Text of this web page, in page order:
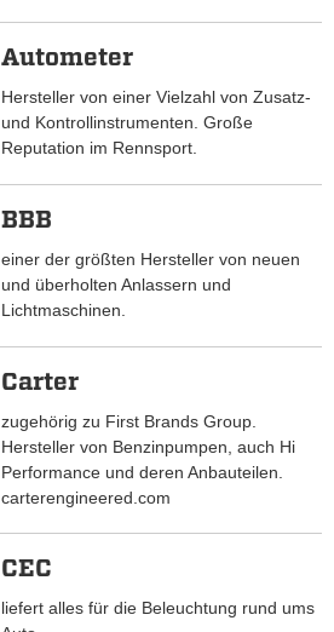
Autometer
Hersteller von einer Vielzahl von Zusatz-
und Kontrollinstrumenten. Große
Reputation im Rennsport.
BBB
einer der größten Hersteller von neuen
und überholten Anlassern und
Lichtmaschinen.
Carter
zugehörig zu First Brands Group.
Hersteller von Benzinpumpen, auch Hi
Performance und deren Anbauteilen.
carterengineered.com
CEC
liefert alles für die Beleuchtung rund ums